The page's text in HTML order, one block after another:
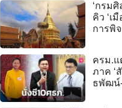
‘กรม
คิว ‘เ
การพิ
ครม.แ
ภาค ‘
ธพัฒน์-